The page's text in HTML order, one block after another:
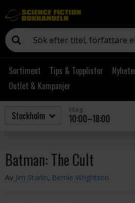
Sortiment Tips & Topplistor
Outlet & Kampanjer
10:00–18:00
Batman: The Cult
Av Jim Starlin, Bernie Wrightson